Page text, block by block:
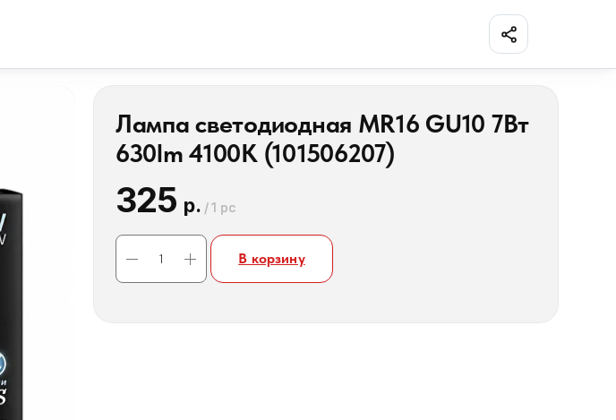
Поделиться
Лампа светодиодная MR16 GU10 7Вт
630lm 4100K (101506207)
325 р. /1 pc
В корзину